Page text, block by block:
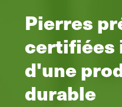
Pierres
certifiées
d'une
durable